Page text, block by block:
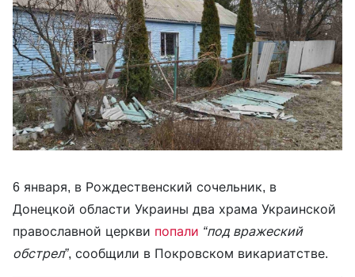
6 января, в Рождественский сочельник, в
Донецкой области Украины два храма Украинской
православной церкви попали “под вражеский
обстрел”, сообщили в Покровском викариатстве.